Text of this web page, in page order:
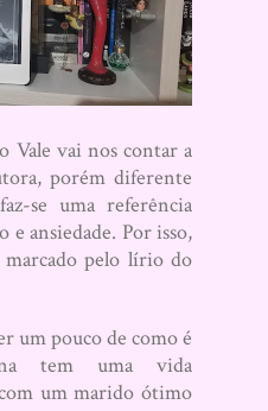
vai nos contar a
porém diferente
se uma referência
e ansiedade. Por isso,
pelo lírio do
um pouco de como é
tem uma vida
um marido ótimo